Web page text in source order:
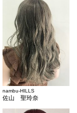
nambu-HILLS
佐山 聖玲奈